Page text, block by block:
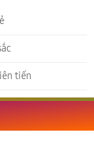
tiến